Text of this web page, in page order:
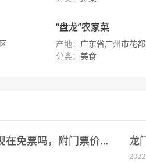
“盘龙”农家菜
产地： 广东省广州市花
分类： 美食
2023洛阳龙门石窟现在免票吗，附门票价格及最新优惠政策 龙